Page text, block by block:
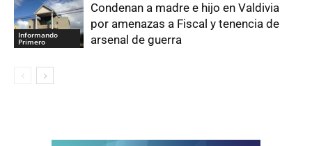
Informando
Primero
Condenan a madre e hijo en Valdivia
por amenazas a Fiscal y tenencia de
arsenal de guerra